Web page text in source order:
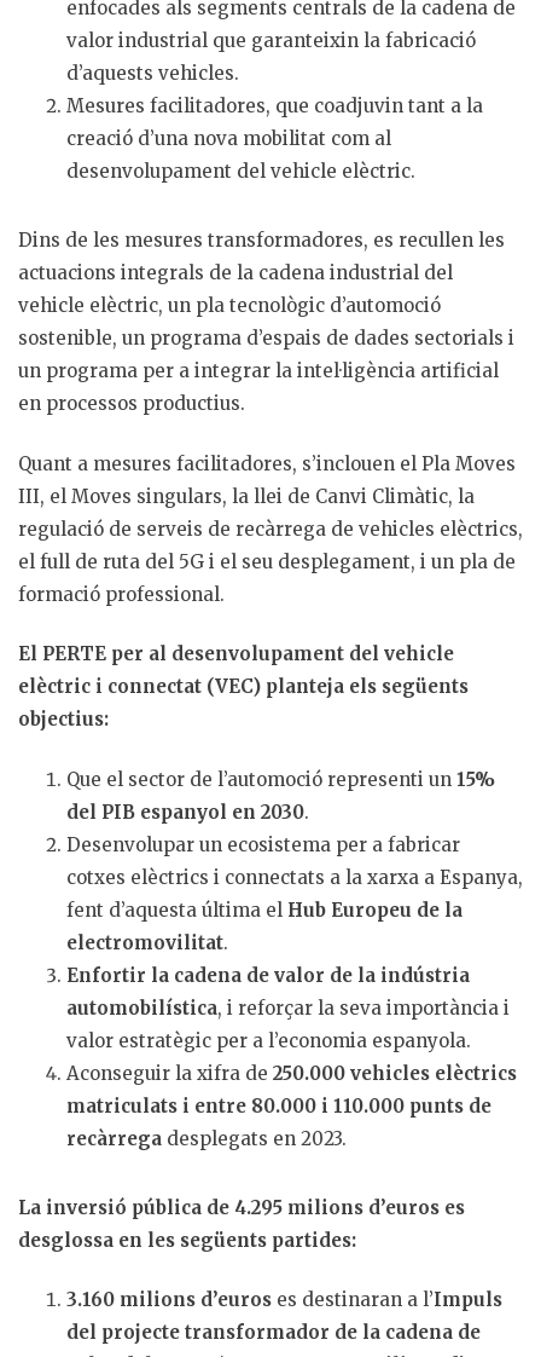
enfocades als segments centrals de la cadena de
valor industrial que garanteixin la fabricació
d’aquests vehicles.
Mesures facilitadores, que coadjuvin tant a la
creació d’una nova mobilitat com al
desenvolupament del vehicle elèctric.
Dins de les mesures transformadores, es recullen les
actuacions integrals de la cadena industrial del
vehicle elèctric, un pla tecnològic d’automoció
sostenible, un programa d’espais de dades sectorials i
un programa per a integrar la intel·ligència artificial
en processos productius.
Quant a mesures facilitadores, s’inclouen el Pla Moves
III, el Moves singulars, la llei de Canvi Climàtic, la
regulació de serveis de recàrrega de vehicles elèctrics,
el full de ruta del 5G i el seu desplegament, i un pla de
formació professional.
El PERTE per al desenvolupament del vehicle
elèctric i connectat (VEC) planteja els següents
objectius:
Que el sector de l’automoció representi un 15%
del PIB espanyol en 2030.
Desenvolupar un ecosistema per a fabricar
cotxes elèctrics i connectats a la xarxa a Espanya,
fent d’aquesta última el Hub Europeu de la
electromovilitat.
Enfortir la cadena de valor de la indústria
automobilística, i reforçar la seva importància i
valor estratègic per a l’economia espanyola.
Aconseguir la xifra de 250.000 vehicles elèctrics
matriculats i entre 80.000 i 110.000 punts de
recàrrega desplegats en 2023.
La inversió pública de 4.295 milions d’euros es
desglossa en les següents partides:
3.160 milions d’euros es destinaran a l’Impuls
del projecte transformador de la cadena de